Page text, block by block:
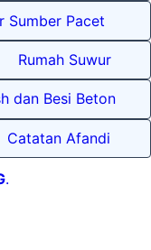
Sumber Pacet
Rumah Suwur
dan Besi Beton
Catatan Afandi
.